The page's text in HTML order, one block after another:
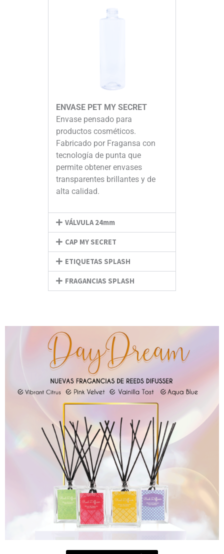
ENVASE PET MY SECRET
Envase pensado para
productos cosméticos.
Fabricado por Fragansa con
tecnología de punta que
permite obtener envases
transparentes brillantes y de
alta calidad.
VÁLVULA 24mm
CAP MY SECRET
ETIQUETAS SPLASH
FRAGANCIAS SPLASH